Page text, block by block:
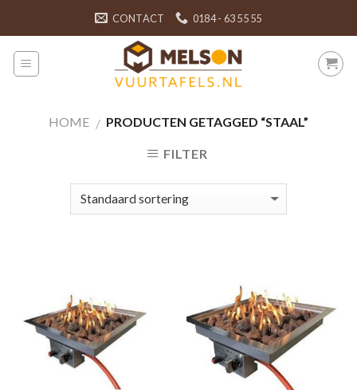
content
CONTACT 0184 - 63 55 55
HOME / PRODUCTEN GETAGGED “STAAL”
FILTER